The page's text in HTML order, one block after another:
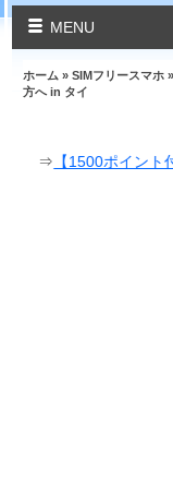
MENU
ホーム »SIMフリースマホ
方へ in タイ
イント付き】超RIZIN /